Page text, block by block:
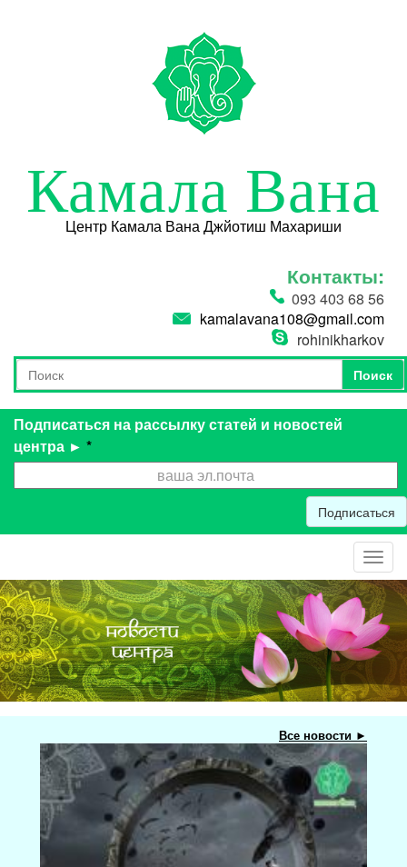
Камала Вана
Центр Камала Вана Джйотиш Махариши
Контакты:
093 403 68 56
kamalavana108@gmail.com
rohinikharkov
Форма поиска
Поиск
Поиск
Подписаться на рассылку статей и новостей
центра ► *
Подписаться
Все новости ►